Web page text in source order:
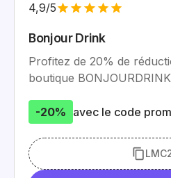
4,9/5
Bonjour Drink
Profitez de 20% de
boutique
-20% avec le code